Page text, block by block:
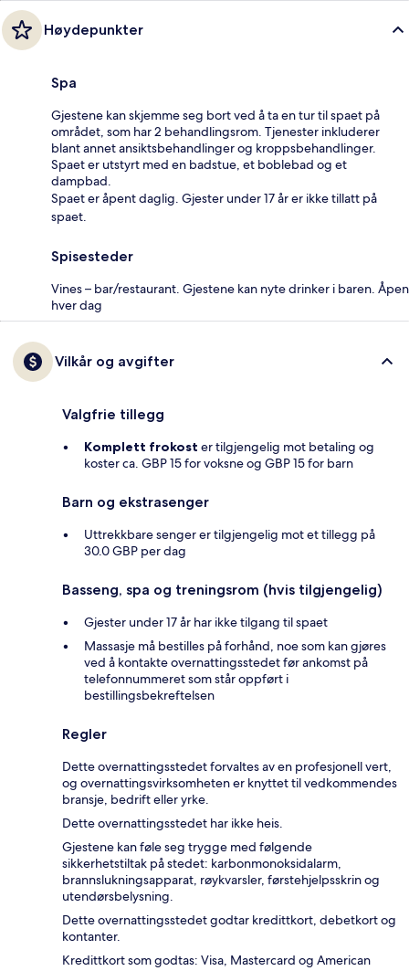
Høydepunkter
Spa
Gjestene kan skjemme seg bort ved å ta en tur til spaet på
området, som har 2 behandlingsrom. Tjenester inkluderer
blant annet ansiktsbehandlinger og kroppsbehandlinger.
Spaet er utstyrt med en badstue, et boblebad og et
dampbad.
Spaet er åpent daglig. Gjester under 17 år er ikke tillatt på
spaet.
Spisesteder
Vines – bar/restaurant. Gjestene kan nyte drinker i baren. Åpen
hver dag
Vilkår og avgifter
Valgfrie tillegg
Komplett frokost er tilgjengelig mot betaling og
koster ca. GBP 15 for voksne og GBP 15 for barn
Barn og ekstrasenger
Uttrekkbare senger er tilgjengelig mot et tillegg på
30.0 GBP per dag
Basseng, spa og treningsrom (hvis tilgjengelig)
Gjester under 17 år har ikke tilgang til spaet
Massasje må bestilles på forhånd, noe som kan gjøres
ved å kontakte overnattingsstedet før ankomst på
telefonnummeret som står oppført i
bestillingsbekreftelsen
Regler
Dette overnattingsstedet forvaltes av en profesjonell vert,
og overnattingsvirksomheten er knyttet til vedkommendes
bransje, bedrift eller yrke.
Dette overnattingsstedet har ikke heis.
Gjestene kan føle seg trygge med følgende
sikkerhetstiltak på stedet: karbonmonoksidalarm,
brannslukningsapparat, røykvarsler, førstehjelpsskrin og
utendørsbelysning.
Dette overnattingsstedet godtar kredittkort, debetkort og
kontanter.
Kredittkort som godtas: Visa, Mastercard og American